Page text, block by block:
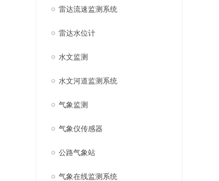
雷达流速监测系统
雷达水位计
水文监测
水文河道监测系统
气象监测
气象仪传感器
公路气象站
气象在线监测系统